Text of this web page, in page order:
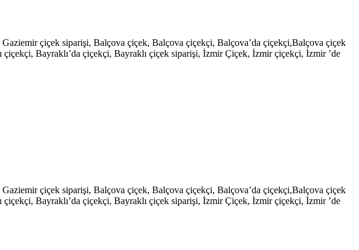
çiçek siparişi, Balçova çiçek, Balçova çiçekçi, Balçova’da çiçekçi,Balçova çiçek
Bayraklı’da çiçekçi, Bayraklı çiçek siparişi, İzmir Çiçek, İzmir çiçekçi, İzmir ’de
çiçek siparişi, Balçova çiçek, Balçova çiçekçi, Balçova’da çiçekçi,Balçova çiçek
Bayraklı’da çiçekçi, Bayraklı çiçek siparişi, İzmir Çiçek, İzmir çiçekçi, İzmir ’de